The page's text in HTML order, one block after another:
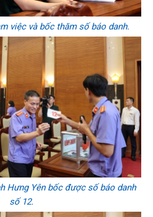
việc và bốc thăm số báo danh.
Hưng Yên bốc được số báo danh
số 12.